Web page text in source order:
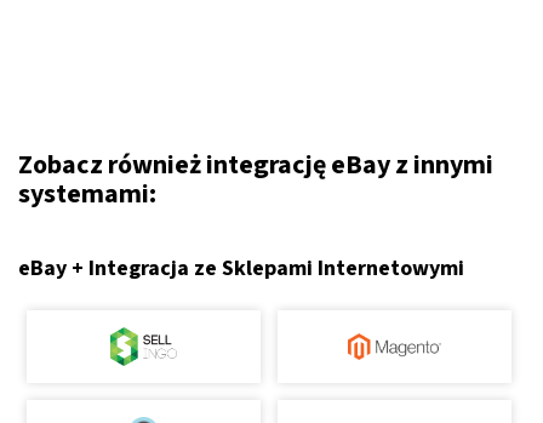
Zobacz również integrację eBay z innymi
systemami:
eBay + Integracja ze Sklepami Internetowymi